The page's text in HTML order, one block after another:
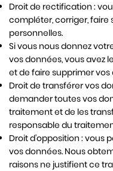
Droit de rectification :
compléter, corriger, faire
personnelles.
Si vous nous donnez
vos données, vous avez
et de faire supprimer
Droit de transférer vos
demander toutes vos
traitement et de les
responsable du
Droit d’opposition : vous
vos données. Nous
raisons ne justifient ce